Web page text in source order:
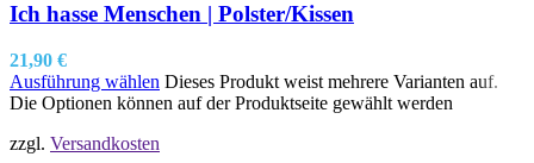
Ich hasse Menschen | Polster/Kissen
21,90 €
Ausführung wählen Dieses Produkt weist mehrere Varianten auf.
Die Optionen können auf der Produktseite gewählt werden
zzgl. Versandkosten